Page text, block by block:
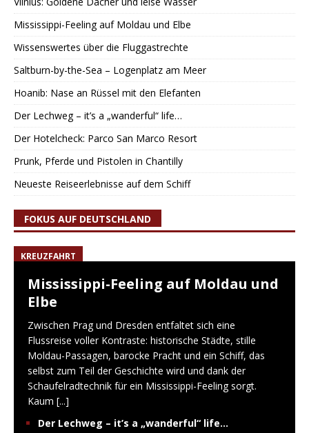
Mississippi-Feeling auf Moldau und Elbe
Wissenswertes über die Fluggastrechte
Saltburn-by-the-Sea – Logenplatz am Meer
Hoanib: Nase an Rüssel mit den Elefanten
Der Lechweg – it’s a „wanderful“ life…
Der Hotelcheck: Parco San Marco Resort
Prunk, Pferde und Pistolen in Chantilly
Neueste Reiseerlebnisse auf dem Schiff
FOKUS AUF DEUTSCHLAND
KREUZFAHRT
Mississippi-Feeling auf Moldau und
Elbe
Zwischen Prag und Dresden entfaltet sich eine
Flussreise voller Kontraste: historische Städte, stille
Moldau-Passagen, barocke Pracht und ein Schiff, das
selbst zum Teil der Geschichte wird und dank der
Schaufelradtechnik für ein Mississippi-Feeling sorgt.
Kaum [...]
Der Lechweg – it’s a „wanderful“ life…